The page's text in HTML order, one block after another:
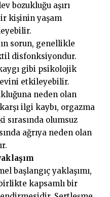
bozukluğu aşırı
kişinin yaşam
sorun, genellikle
disfonksiyondur.
gibi psikolojik
etkileyebilir.
neden olan
ilgi kaybı, orgazma
sırasında olumsuz
ağrıya neden olan
başlangıç ​​yaklaşımı,
kapsamlı bir